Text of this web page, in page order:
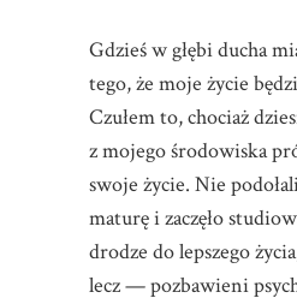
Gdzieś w głębi ducha
tego, że moje życie
Czułem to, chociaż
z mojego środowiska
swoje życie. Nie
maturę i zaczęło
drodze do lepszego
lecz — pozbawieni